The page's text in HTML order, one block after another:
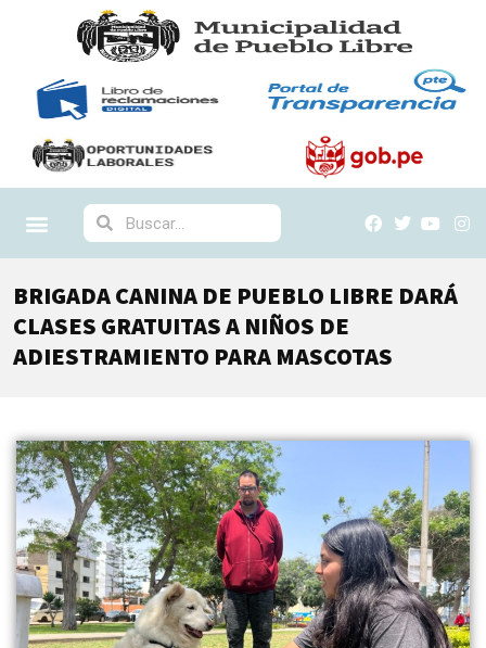
BRIGADA CANINA DE PUEBLO LIBRE DARÁ
CLASES GRATUITAS A NIÑOS DE
ADIESTRAMIENTO PARA MASCOTAS